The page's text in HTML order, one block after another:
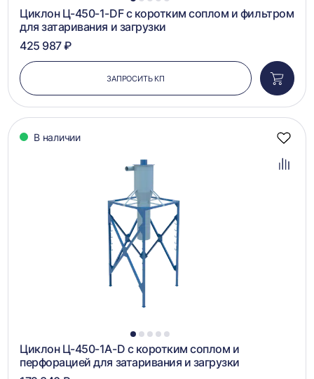
Циклон Ц-450-1-DF с коротким соплом и фильтром
для затаривания и загрузки
425 987 ₽
ЗАПРОСИТЬ КП
в
В наличии
1 2 3 4 5
Циклон Ц-450-1A-D с коротким соплом и
перфорацией для затаривания и загрузки